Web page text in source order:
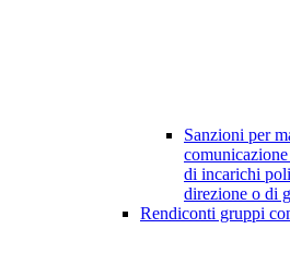
Sanzioni per
di incarichi
direzione o di
Rendiconti gruppi